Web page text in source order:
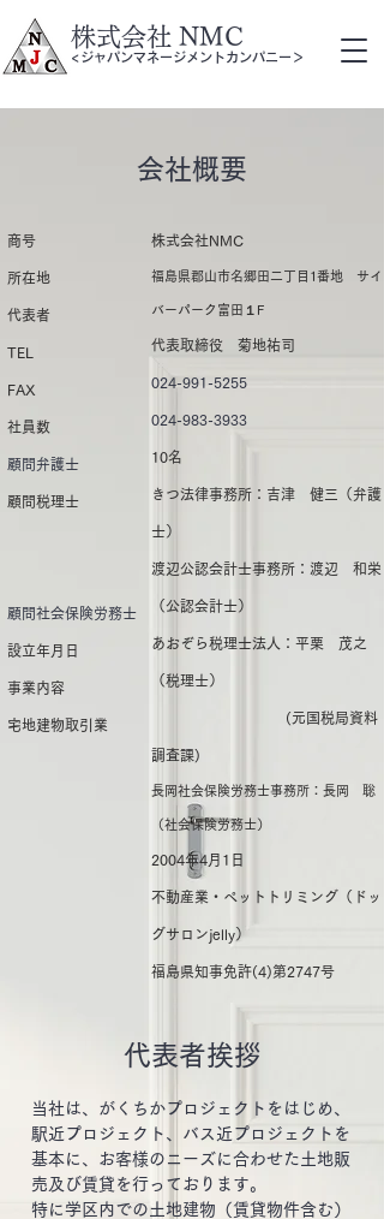
株式会社 NMC
<ジャパンマネージメントカンパニー＞
​会社概要
商号
所在地
​代表者
TEL
​FAX
​社員数
​顧問弁護士
顧問税理士
​顧問社会保険労務士​
設立年月日
事業内容
宅地建物取引業
株式会社NMC
福島県郡山市名郷田二丁目1番地 サイ
バーパーク富田１F
代表取締役 菊地祐司
024-991-5255
024-983-3933
​10名
きつ法律事務所：吉津 健三（弁護
士）​
渡辺公認会計士事務所：渡辺 和栄
（公認会計士）
あおぞら税理士法人：平栗 茂之
（税理士）
​ (元国税局資料
調査課)
長岡社会保険労務士事務所：長岡 聡
（社会保険労務士）​​​
2004年4月1日
不動産業・ペットトリミング（ドッ
グサロンjelly）
福島県知事免許(4)第2747号
代表者挨拶
当社は、がくちかプロジェクトをはじめ、
駅近プロジェクト、バス近プロジェクトを
基本に、お客様のニーズに合わせた土地販
売及び賃貸を行っております。
特に学区内での土地建物（賃貸物件含む）